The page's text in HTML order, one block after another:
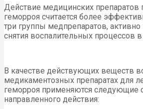
Действие медицинских препаратов
геморроя считается более
три группы медпрепаратов,
снятия воспалительных процессов в
В качестве действующих веществ
медикаментозных препаратах для
геморроя применяются следующие
направленного действия: